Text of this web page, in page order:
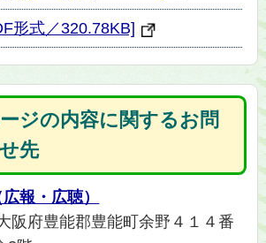
形式／320.78KB]
ジの内容に関するお問
先
報・広聴）
阪府豊能郡豊能町余野４１４番